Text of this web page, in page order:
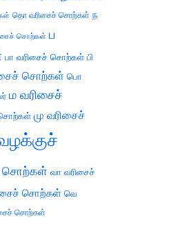
தொ வரிசைச் சொற்கள் ந
சொற்கள் ப
பா வரிசைச் சொற்கள் பி
சொற்கள் பொ
ம வரிசைச்
சொற்கள் மு வரிசைச்
சொற்கள் வா வரிசைச்
சொற்கள் வெ
சொற்கள்